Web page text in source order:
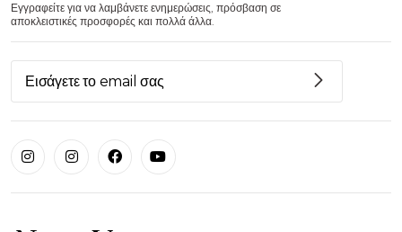
Εγγραφείτε για να λαμβάνετε ενημερώσεις, πρόσβαση σε
αποκλειστικές προσφορές και πολλά άλλα.